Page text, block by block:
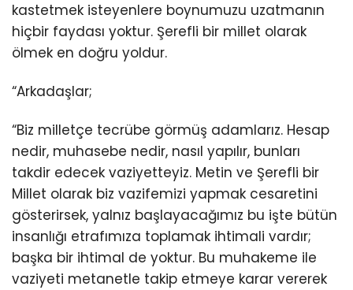
kastetmek isteyenlere boynumuzu uzatmanın
hiçbir faydası yoktur. Şerefli bir millet olarak
ölmek en doğru yoldur.
“Arkadaşlar;
“Biz milletçe tecrübe görmüş adamlarız. Hesap
nedir, muhasebe nedir, nasıl yapılır, bunları
takdir edecek vaziyetteyiz. Metin ve Şerefli bir
Millet olarak biz vazifemizi yapmak cesaretini
gösterirsek, yalnız başlayacağımız bu işte bütün
insanlığı etrafımıza toplamak ihtimali vardır;
başka bir ihtimal de yoktur. Bu muhakeme ile
vaziyeti metanetle takip etmeye karar vererek